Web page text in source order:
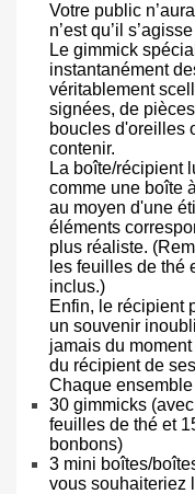
Votre public
n’est qu’il
Le gimmick
instantanément
véritablement
signées, de
boucles d'oreilles
contenir.
La boîte/récipient
comme une boîte
au moyen d'une
éléments
plus réaliste.
les feuilles de thé
inclus.)
Enfin, le récipient
un souvenir
jamais du
du récipient de
Chaque
30 gimmicks
feuilles de thé et
bonbons)
3 mini boîtes/
vous souhaiteriez